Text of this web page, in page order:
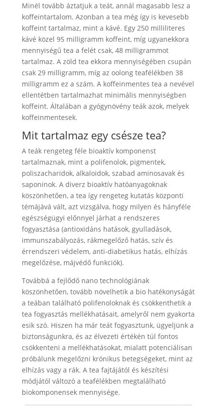
Minél tovább áztatjuk a teát, annál magasabb lesz a
koffeintartalom. Azonban a tea még így is kevesebb
koffeint tartalmaz, mint a kávé. Egy 250 milliliteres
kávé közel 95 milligramm koffeint, míg ugyanekkora
mennyiségű tea a felét csak, 48 milligrammot
tartalmaz. A zöld tea ekkora mennyiségében csupán
csak 29 milligramm, míg az oolong teafélékben 38
milligramm ez a szám. A koffeinmentes tea a nevével
ellentétben tartalmazhat minimális mennyiségben
koffeint. Általában a gyógynövény teák azok, melyek
koffeinmentesek.
Mit tartalmaz egy csésze tea?
A teák rengeteg féle bioaktív komponenst
tartalmaznak, mint a polifenolok, pigmentek,
poliszacharidok, alkaloidok, szabad aminosavak és
saponinok. A diverz bioaktív hatóanyagoknak
köszönhetően, a tea így rengeteg kutatás központi
témájává vált, azt vizsgálva, hogy milyen és hányféle
egészségügyi előnnyel járhat a rendszeres
fogyasztása (antioxidáns hatások, gyulladások,
immunszabályozás, rákmegelőző hatás, szív és
érrendszeri védelem, anti-diabetikus hatás, elhízás
megelőzése, májvédő funkciók).
Továbbá a fejlődő nano technológiának
köszönhetően, tovább növelhetik a bio hatékonyságát
a teában található polifenoloknak és csökkenthetik a
tea fogyasztás mellékhatásait, amelyről nem gyakorta
esik szó. Hiszen ha már teát fogyasztunk, ügyeljünk a
biztonságunkra, és az élvezeti értékén túl fontos
csökkenteni a mellékhatásokat, mialatt potenciálisan
próbálunk megelőzni krónikus betegségeket, mint az
elhízás vagy a rák. A tea fajtájától és készítési
módjától változó a teafélékben megtalálható
biokomponensek mennyisége.